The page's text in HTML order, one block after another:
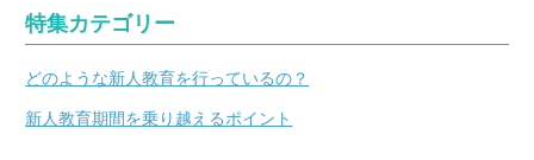
特集カテゴリー
どのような新人教育を行っているの？
新人教育期間を乗り越えるポイント